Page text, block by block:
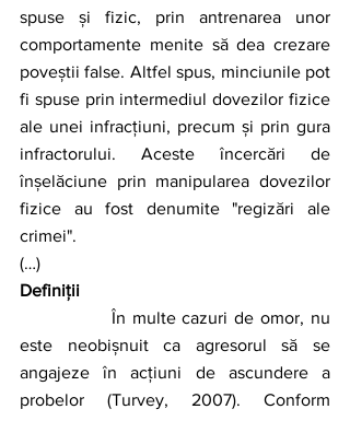
spuse și fizic, prin antrenarea unor
comportamente menite să dea crezare
poveștii false. Altfel spus, minciunile pot
fi spuse prin intermediul dovezilor fizice
ale unei infracțiuni, precum și prin gura
infractorului. Aceste încercări de
înșelăciune prin manipularea dovezilor
fizice au fost denumite "regizări ale
crimei".
(…)
Definiții
este neobișnuit ca agresorul să se
angajeze în acțiuni de ascundere a
probelor (Turvey, 2007). Conform